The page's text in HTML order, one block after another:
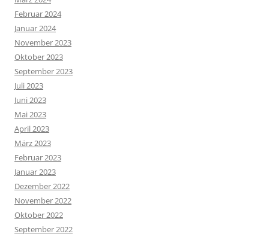
Februar 2024
Januar 2024
November 2023
Oktober 2023
September 2023
Juli 2023
Juni 2023
Mai 2023
April 2023
März 2023
Februar 2023
Januar 2023
Dezember 2022
November 2022
Oktober 2022
September 2022